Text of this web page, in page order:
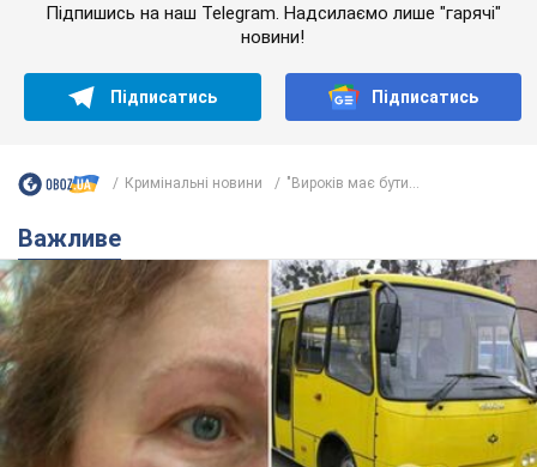
Підпишись на наш Telegram. Надсилаємо лише "гарячі"
новини!
Підписатись Підписатись
Кримінальні новини "Вироків має бути...
Важливе